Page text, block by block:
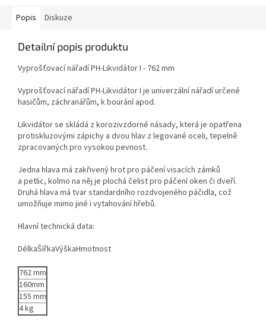
Popis Diskuze
Detailní popis produktu
Vyprošťovací nářadí PH-Likvidátor I - 762 mm
Vyprošťovací nářadí PH-Likvidátor I je univerzální nářadí určené
hasičům, záchranářům, k bourání apod.
Likvidátor se skládá z korozivzdorné násady, která je opatřena
protiskluzovými zápichy a dvou hlav z legované oceli, tepelně
zpracovaných pro vysokou pevnost.
Jedna hlava má zakřivený hrot pro páčení visacích zámků
a petlic, kolmo na něj je plochá čelist pro páčení oken či dveří.
Druhá hlava má tvar standardního rozdvojeného páčidla, což
umožňuje mimo jiné i vytahování hřebů.
Hlavní technická data:
DélkaŠířkaVýškaHmotnost
762 mm
160mm
155 mm
4 kg